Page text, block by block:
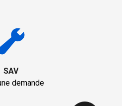
SAV
demande